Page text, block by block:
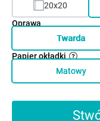
20x20
Oprawa
Twarda
Papier okładki
Matowy